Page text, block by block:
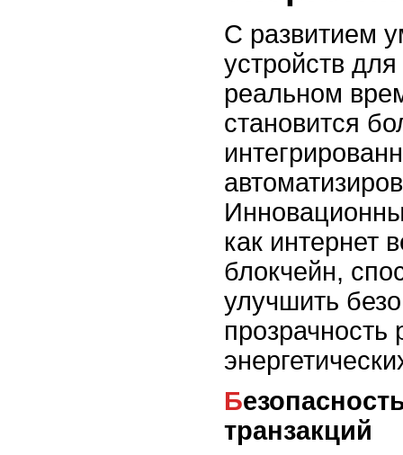
С развитием
устройств
реальном
становится
как интернет
блокчейн,
улучшить
прозрачность
Безопасность данных и
транзакций